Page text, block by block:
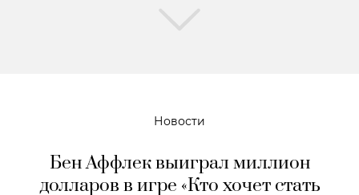
Новости
Бен Аффлек выиграл миллион
долларов в игре «Кто хочет стать